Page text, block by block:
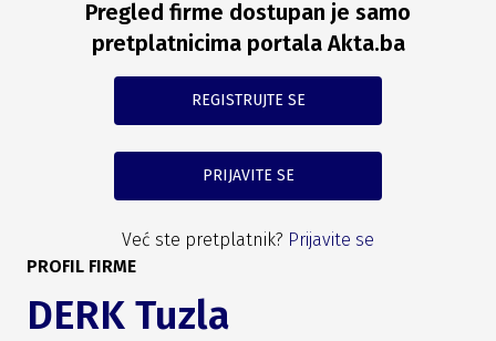
Pregled firme dostupan je samo
pretplatnicima portala Akta.ba
REGISTRUJTE SE
PRIJAVITE SE
Već ste pretplatnik? Prijavite se
PROFIL FIRME
DERK Tuzla